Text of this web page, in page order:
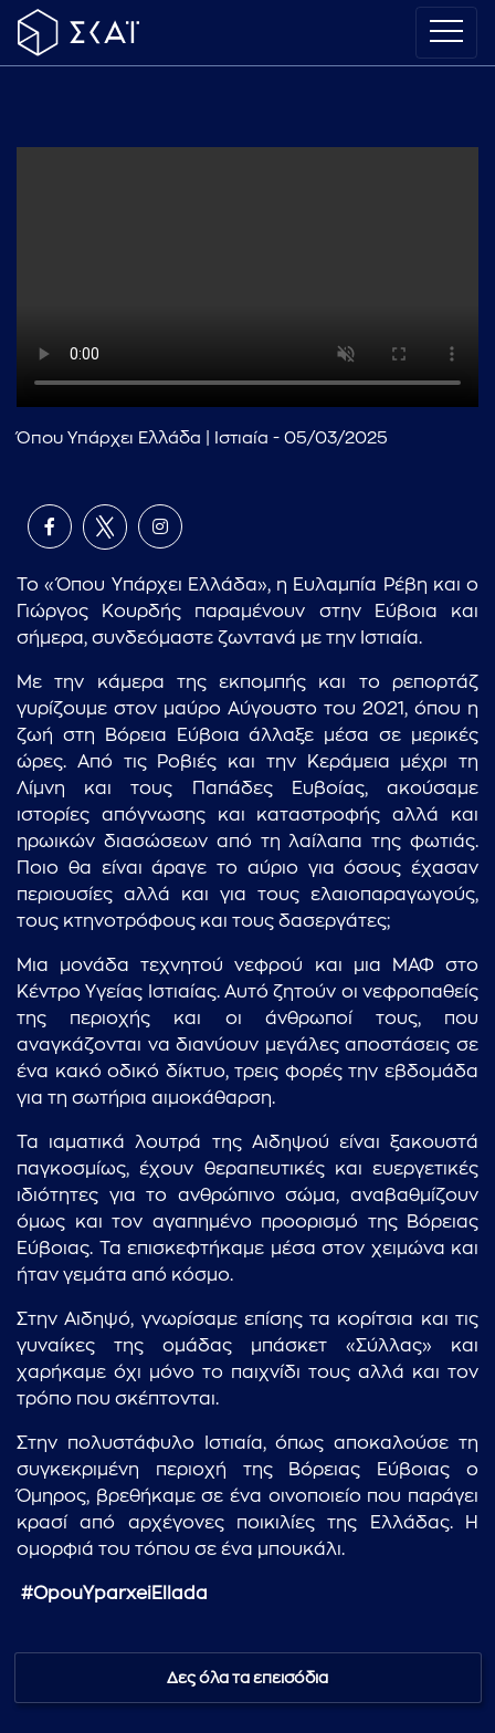
Όπου Υπάρχει Ελλάδα | Ιστιαία - 05/03/2025
Το «Όπου Υπάρχει Ελλάδα», η Ευλαμπία Ρέβη και ο
Γιώργος Κουρδής παραμένουν στην Εύβοια και
σήμερα, συνδεόμαστε ζωντανά με την Ιστιαία.
Με την κάμερα της εκπομπής και το ρεπορτάζ
γυρίζουμε στον μαύρο Αύγουστο του 2021, όπου η
ζωή στη Βόρεια Εύβοια άλλαξε μέσα σε μερικές
ώρες. Από τις Ροβιές και την Κεράμεια μέχρι τη
Λίμνη και τους Παπάδες Ευβοίας, ακούσαμε
ιστορίες απόγνωσης και καταστροφής αλλά και
ηρωικών διασώσεων από τη λαίλαπα της φωτιάς.
Ποιο θα είναι άραγε το αύριο για όσους έχασαν
περιουσίες αλλά και για τους ελαιοπαραγωγούς,
τους κτηνοτρόφους και τους δασεργάτες;
Μια μονάδα τεχνητού νεφρού και μια ΜΑΦ στο
Κέντρο Υγείας Ιστιαίας. Αυτό ζητούν οι νεφροπαθείς
της περιοχής και οι άνθρωποί τους, που
αναγκάζονται να διανύουν μεγάλες αποστάσεις σε
ένα κακό οδικό δίκτυο, τρεις φορές την εβδομάδα
για τη σωτήρια αιμοκάθαρση.
Τα ιαματικά λουτρά της Αιδηψού είναι ξακουστά
παγκοσμίως, έχουν θεραπευτικές και ευεργετικές
ιδιότητες για το ανθρώπινο σώμα, αναβαθμίζουν
όμως και τον αγαπημένο προορισμό της Βόρειας
Εύβοιας. Τα επισκεφτήκαμε μέσα στον χειμώνα και
ήταν γεμάτα από κόσμο.
Στην Αιδηψό, γνωρίσαμε επίσης τα κορίτσια και τις
γυναίκες της ομάδας μπάσκετ «Σύλλας» και
χαρήκαμε όχι μόνο το παιχνίδι τους αλλά και τον
τρόπο που σκέπτονται.
Στην πολυστάφυλο Ιστιαία, όπως αποκαλούσε τη
συγκεκριμένη περιοχή της Βόρειας Εύβοιας ο
Όμηρος, βρεθήκαμε σε ένα οινοποιείο που παράγει
κρασί από αρχέγονες ποικιλίες της Ελλάδας. Η
ομορφιά του τόπου σε ένα μπουκάλι.
#OpouYparxeiEllada
Δες όλα τα επεισόδια